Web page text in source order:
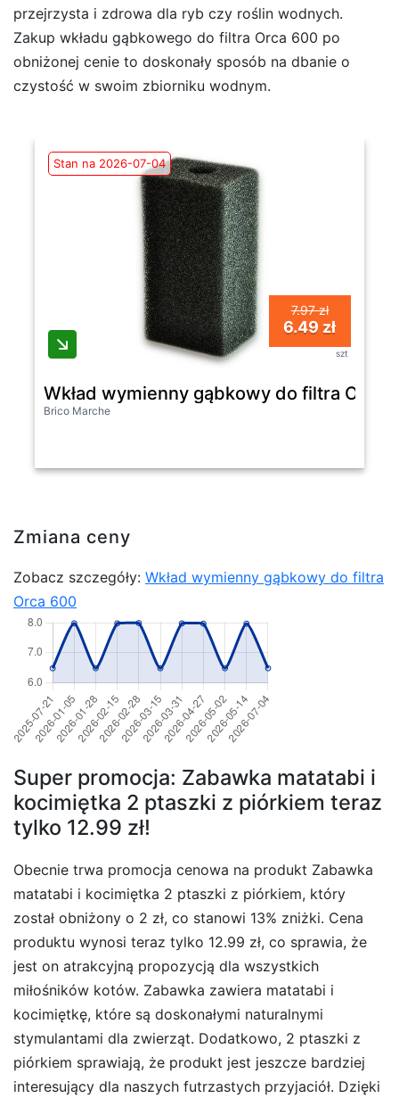
przejrzysta i zdrowa dla ryb czy roślin wodnych.
Zakup wkładu gąbkowego do filtra Orca 600 po
obniżonej cenie to doskonały sposób na dbanie o
czystość w swoim zbiorniku wodnym.
Stan na 2026-07-04
7.97 zł
6.49 zł
szt
Wkład wymienny gąbkowy do filtra Orca
Brico Marche
Zmiana ceny
Zobacz szczegóły: Wkład wymienny gąbkowy do filtra
Orca 600
Super promocja: Zabawka matatabi i
kocimiętka 2 ptaszki z piórkiem teraz
tylko 12.99 zł!
Obecnie trwa promocja cenowa na produkt Zabawka
matatabi i kocimiętka 2 ptaszki z piórkiem, który
został obniżony o 2 zł, co stanowi 13% zniżki. Cena
produktu wynosi teraz tylko 12.99 zł, co sprawia, że
jest on atrakcyjną propozycją dla wszystkich
miłośników kotów. Zabawka zawiera matatabi i
kocimiętkę, które są doskonałymi naturalnymi
stymulantami dla zwierząt. Dodatkowo, 2 ptaszki z
piórkiem sprawiają, że produkt jest jeszcze bardziej
interesujący dla naszych futrzastych przyjaciół. Dzięki